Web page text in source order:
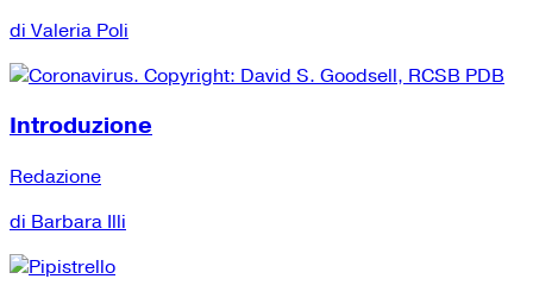
di Valeria Poli
Introduzione
Redazione
di Barbara Illi